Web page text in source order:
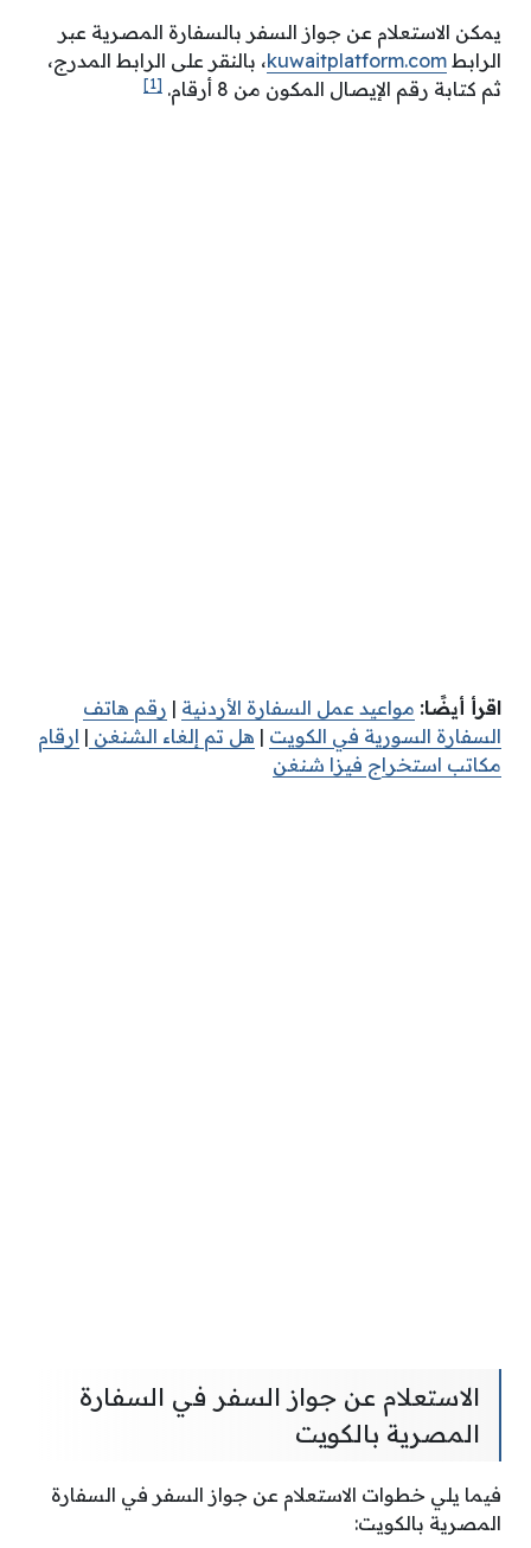
يمكن الاستعلام عن جواز السفر بالسفارة المصرية عبر
الرابط kuwaitplatform.com، بالنقر على الرابط المدرج،
ثم كتابة رقم الإيصال المكون من 8 أرقام.
[1]
اقرأ أيضًا: مواعيد عمل السفارة الأردنية | رقم هاتف
السفارة السورية في الكويت | هل تم إلغاء الشنغن | ارقام
مكاتب استخراج فيزا شنغن
الاستعلام عن جواز السفر في السفارة
المصرية بالكويت
فيما يلي خطوات الاستعلام عن جواز السفر في السفارة
المصرية بالكويت: